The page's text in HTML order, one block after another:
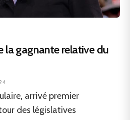
la gagnante relative du
arrivé premier
des législatives